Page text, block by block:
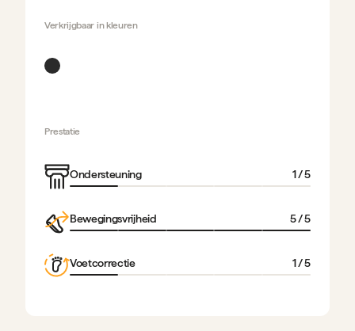
Verkrijgbaar inkleuren
Prestatie
Ondersteuning 1/ 5
Bewegingsvrijheid 5/ 5
Voetcorrectie 1/ 5